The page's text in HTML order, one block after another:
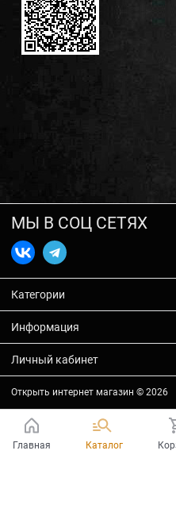
МЫ В СОЦ СЕТЯХ
Категории
Информация
Личный кабинет
Открыть интернет магазин © 2026
Главная Каталог